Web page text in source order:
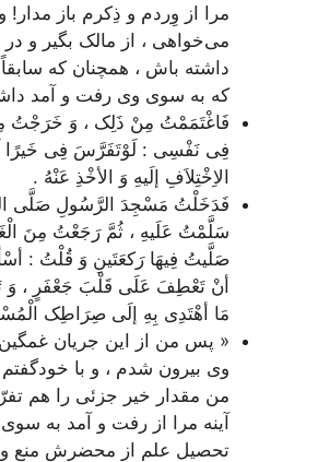
مرا از وِردم و ذِکرم باز
می‌خواهی ، از مالک بگیر و
داشته باش ، همچنان که
که به سوی وی رفت و آمد
فَاغْتَمَمْتُ مِنْ ذَلِک ، وَ خَرَجْتُ
فِی نَفْسِی : لَوْتَفَرَّسَ فِی خَیرًا
الاِخْتِلاَفِ إلَیهِ وَ الأخْذِ عَنْهُ .
فَدَخَلْتُ مَسْجِدَ الرَّسُولِ صَلَّی
سَلَّمْتُ عَلَیهِ ، ثُمَّ رَجَعْتُ مِنَ
صَلَّیتُ فِیهَا رَکعَتَینِ وَ قُلْتُ :
أنْ تَعْطِفَ عَلَی قَلْبَ جَعْفَرٍ ، وَ
مَا أهْتَدِی بِهِ إلَی صِرَاطِک
« پس من از این جریان
وی بیرون شدم ، و با
من مقدار خیر جزئی را هم
آینه مرا از رفت و آمد به
تحصیل علم از محضرش منع